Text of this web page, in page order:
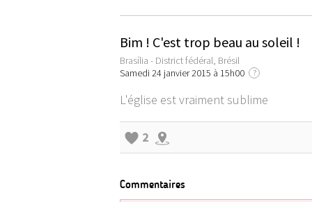
Bim ! C'est trop beau au soleil !
Brasília - District fédéral, Brésil
Samedi 24 janvier 2015 à 15h00
?
L'église est vraiment sublime
2
Commentaires